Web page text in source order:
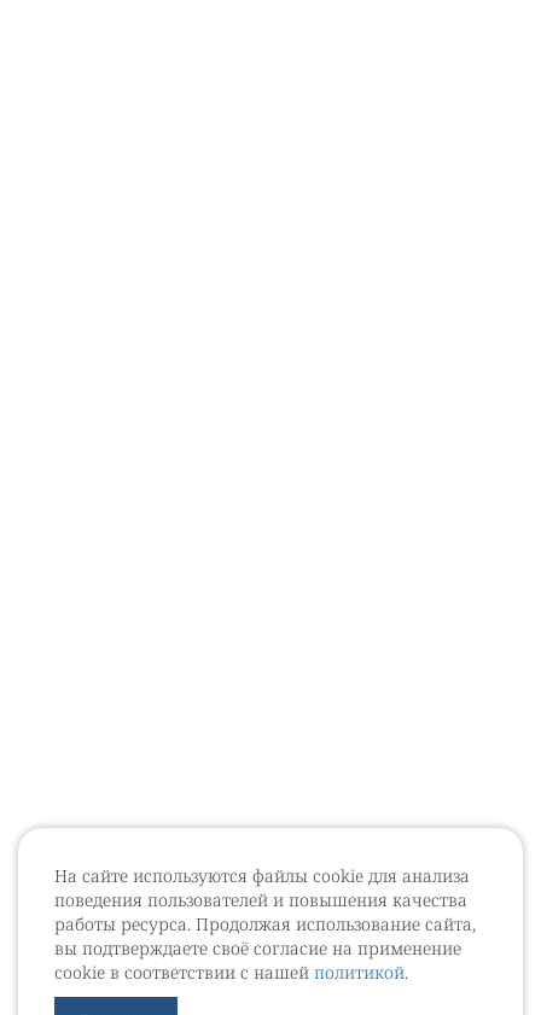
На сайте используются файлы cookie для анализа
поведения пользователей и повышения качества
работы ресурса. Продолжая использование сайта,
вы подтверждаете своё согласие на применение
cookie в соответствии с нашей политикой.